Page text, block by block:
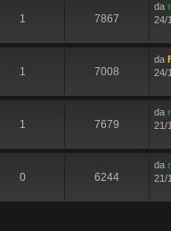
1 7867
da
24/
1 7008
da
24/
1 7679
da
21/
0 6244
da
21/